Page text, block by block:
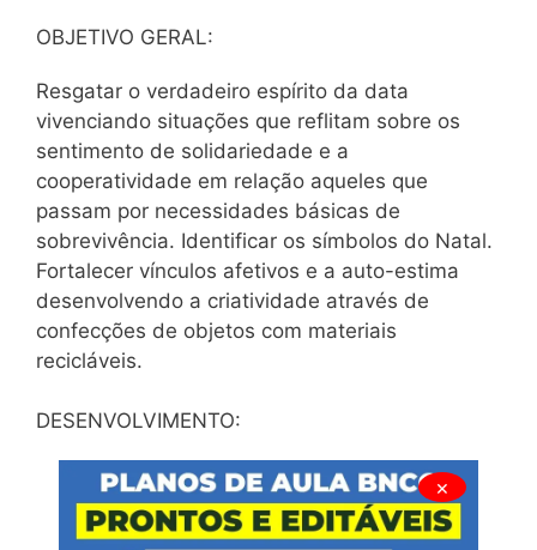
OBJETIVO GERAL:
Resgatar o verdadeiro espírito da data
vivenciando situações que reflitam sobre os
sentimento de solidariedade e a
cooperatividade em relação aqueles que
passam por necessidades básicas de
sobrevivência. Identificar os símbolos do Natal.
Fortalecer vínculos afetivos e a auto-estima
desenvolvendo a criatividade através de
confecções de objetos com materiais
recicláveis.
DESENVOLVIMENTO:
×